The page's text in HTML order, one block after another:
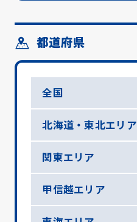
都道府県
全国
北海道・東北エリア
関東エリア
甲信越エリア